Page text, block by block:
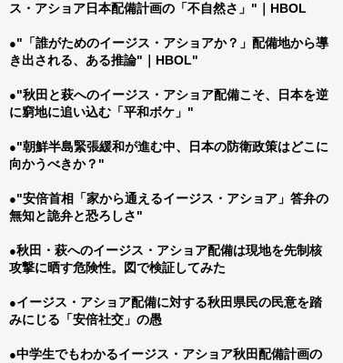
ス・アショア日本配備計画の「不自然さ」"｜HBOL
●"「誰がためのイージス・アショアか？」配備地から導
き出される、ある推論"｜HBOL"
●"秋田と萩へのイージス・アショア配備こそ、日本を逆
に窮地に追い込む「平和ボケ」"
●"朝鮮半島緊張緩和が進む中、日本の防衛政策はどこに
向かうべきか？"
●"安倍首相「家から通えるイージス・アショア」答弁の
無知と詭弁と恐ろしさ"
●秋田・萩へのイージス・アショア配備は現地を先制核
攻撃に晒す危険性。図で検証してみた
●イージス・アショア配備に対する秋田県民の民意を踏
みにじる「安倍社交」の愚
●中学生でもわかるイージス・アショア秋田配備計画の